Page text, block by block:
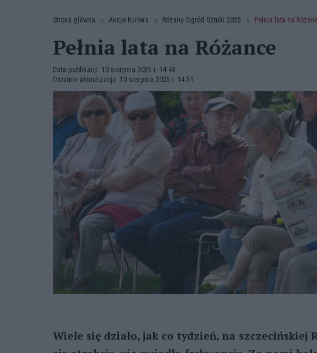
Strona główna Akcje Kuriera Różany Ogród Sztuki 2025 Pełnia lata na
Pełnia lata na Różance
Data publikacji: 10 sierpnia 2025 r. 14:48
Ostatnia aktualizacja: 10 sierpnia 2025 r. 14:51
Wiele się działo, jak co tydzień, na szczecińskiej